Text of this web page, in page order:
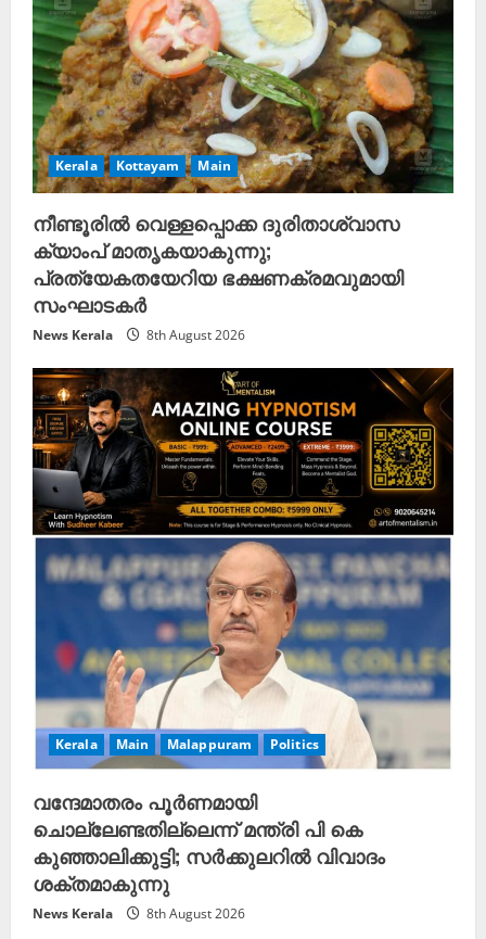
Kerala Kottayam Main
നീണ്ടൂരിൽ വെള്ളപ്പൊക്ക ദുരിതാശ്വാസ
ക്യാംപ് മാതൃകയാകുന്നു;
പ്രത്യേകതയേറിയ ഭക്ഷണക്രമവുമായി
സംഘാടകർ
News Kerala 8th August 2026
Kerala Main Malappuram Politics
വന്ദേമാതരം പൂർണമായി
ചൊല്ലേണ്ടതില്ലെന്ന് മന്ത്രി പി കെ
കുഞ്ഞാലിക്കുട്ടി; സർക്കുലറിൽ വിവാദം
ശക്തമാകുന്നു
News Kerala 8th August 2026